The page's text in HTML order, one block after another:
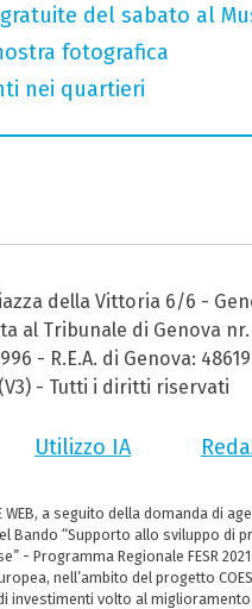
del sabato al
fotografica
nei quartieri
della Vittoria 6/6 -
al Tribunale di Genova nr.
- R.E.A. di Genova:
- Tutti i diritti riservati
Utilizzo IA
WEB, a seguito della domanda di
Bando “Supporto allo sviluppo di
- Programma Regionale FESR
nell’ambito del progetto
investimenti volto al miglioramento